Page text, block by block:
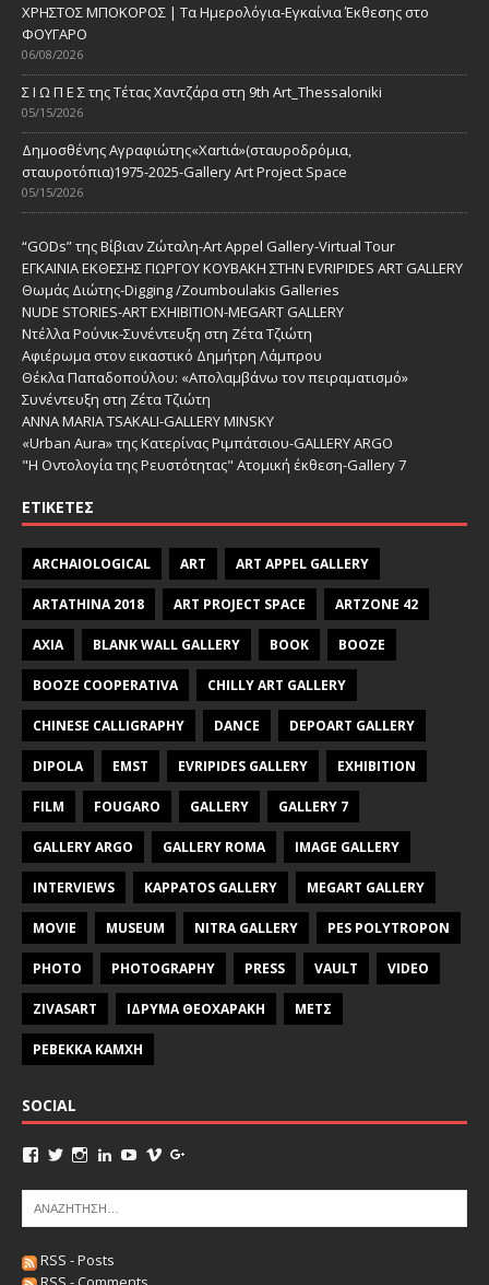
ΧΡΗΣΤΟΣ ΜΠΟΚΟΡΟΣ | Τα Ημερολόγια-Εγκαίνια Έκθεσης στο
ΦΟΥΓΑΡΟ
06/08/2026
Σ Ι Ω Π Ε Σ της Τέτας Χαντζάρα στη 9th Art_Thessaloniki
05/15/2026
Δημοσθένης Αγραφιώτης«Xαrtιά»(σταυροδρόμια,
σταυροτόπια)1975-2025-Gallery Art Project Space
05/15/2026
“GODs” της Βίβιαν Ζώταλη-Art Appel Gallery-Virtual Tour
ΕΓΚΑΙΝΙΑ ΕΚΘΕΣΗΣ ΓΙΩΡΓΟΥ ΚΟΥΒΑΚΗ ΣΤΗΝ EVRIPIDES ART GALLERY
Θωμάς Διώτης-Digging /Zoumboulakis Galleries
NUDE STORIES-ΑRT EXHIBITION-MEGART GALLERY
Ντέλλα Ρούνικ-Συνέντευξη στη Ζέτα Τζιώτη
Αφιέρωμα στον εικαστικό Δημήτρη Λάμπρου
Θέκλα Παπαδοπούλου: «Απολαμβάνω τον πειραματισμό»
Συνέντευξη στη Ζέτα Τζιώτη
ANNA MARIA TSAKALI-GALLERY MINSKY
«Urban Aura» της Κατερίνας Ριμπάτσιου-GALLERY ARGO
"Η Οντολογία της Ρευστότητας" Ατομική έκθεση-Gallery 7
ΕΤΙΚΈΤΕΣ
ARCHAIOLOGICAL ART ART APPEL GALLERY
ARTATHINA 2018 ART PROJECT SPACE ARTZONE 42
AXIA BLANK WALL GALLERY BOOK BOOZE
BOOZE COOPERATIVA CHILLY ART GALLERY
CHINESE CALLIGRAPHY DANCE DEPOART GALLERY
DIPOLA EMST EVRIPIDES GALLERY EXHIBITION
FILM FOUGARO GALLERY GALLERY 7
GALLERY ARGO GALLERY ROMA IMAGE GALLERY
INTERVIEWS KAPPATOS GALLERY MEGART GALLERY
MOVIE MUSEUM NITRA GALLERY PES POLYTROPON
PHOTO PHOTOGRAPHY PRESS VAULT VIDEO
ZIVASART ΙΔΡΥΜΑ ΘΕΟΧΑΡΑΚΗ ΜΕΤΣ
ΡΕΒΕΚΚΑ ΚΑΜΧΗ
SOCIAL
RSS - Posts